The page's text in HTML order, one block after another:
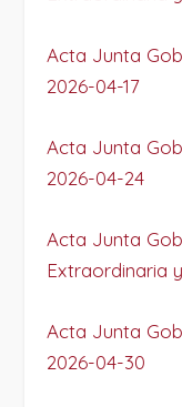
Acta Junta
2026-04-17
Acta Junta
2026-04-24
Acta Junta
Extraordinaria
Acta Junta
2026-04-30